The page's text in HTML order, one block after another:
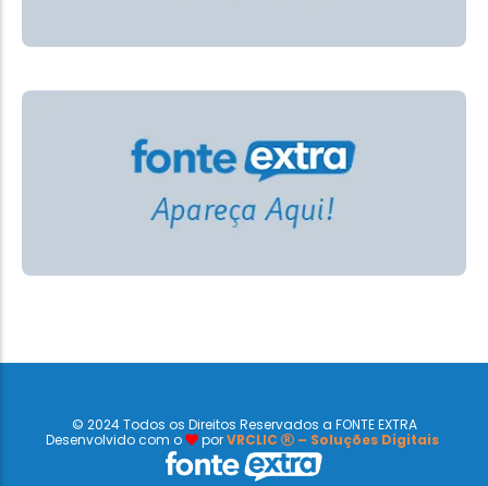
© 2024 Todos os Direitos Reservados a FONTE EXTRA
Desenvolvido com o
porVRCLIC – Soluções Digitais